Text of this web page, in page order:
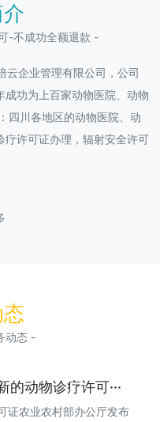
-不成功全额退款 -
云企业管理有限公司，公司
功为上百家动物医院、动物
四川各地区的动物医院、动
疗许可证办理，辐射安全许可
动态 -
动物诊疗许可···
证农业农村部办公厅发布